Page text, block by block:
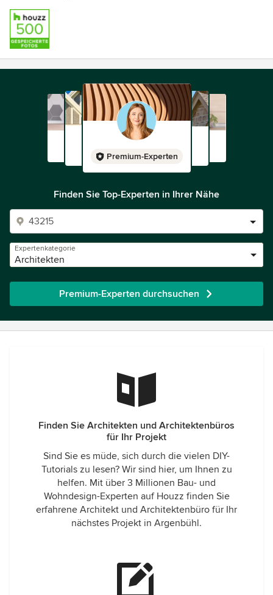
Premium-Experten
Finden Sie Top-Experten in Ihrer Nähe
Expertenkategorie
Architekten
Premium-Experten durchsuchen
Finden Sie Architekten und Architektenbüros
für Ihr Projekt
Sind Sie es müde, sich durch die vielen DIY-
Tutorials zu lesen? Wir sind hier, um Ihnen zu
helfen. Mit über 3 Millionen Bau- und
Wohndesign-Experten auf Houzz finden Sie
erfahrene Architekt und Architektenbüro für Ihr
nächstes Projekt in Argenbühl.